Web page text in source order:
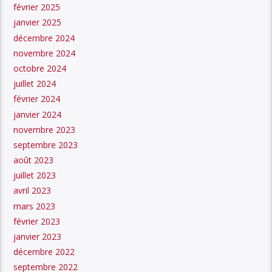
février 2025
janvier 2025
décembre 2024
novembre 2024
octobre 2024
juillet 2024
février 2024
janvier 2024
novembre 2023
septembre 2023
août 2023
juillet 2023
avril 2023
mars 2023
février 2023
janvier 2023
décembre 2022
septembre 2022